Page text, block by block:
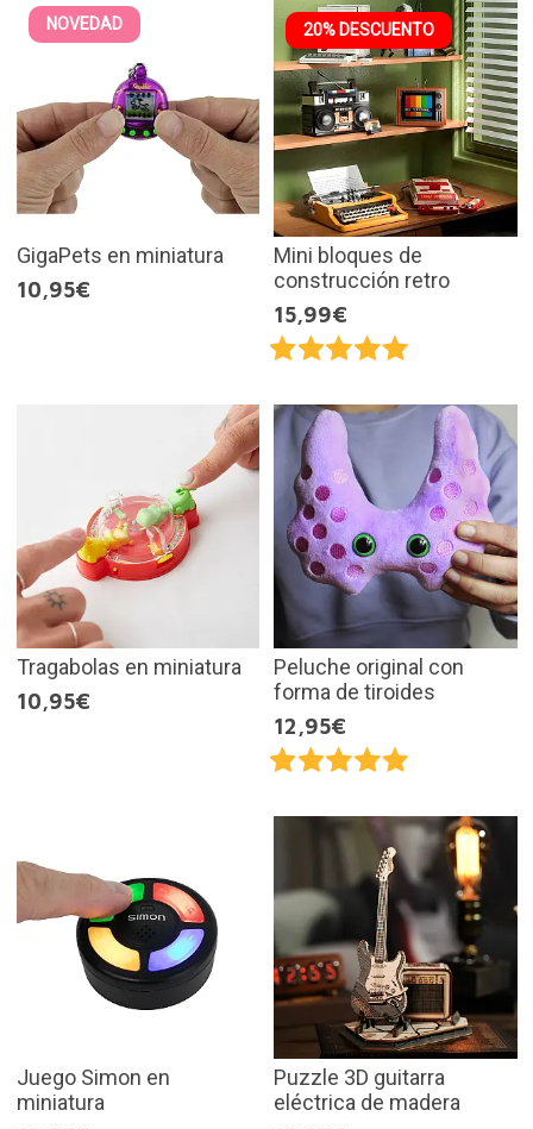
NOVEDAD
GigaPets en miniatura
10,95€
20% DESCUENTO
Mini bloques de
construcción retro
15,99€
Tragabolas en miniatura
10,95€
Peluche original con
forma de tiroides
12,95€
Juego Simon en
miniatura
Puzzle 3D guitarra
eléctrica de madera